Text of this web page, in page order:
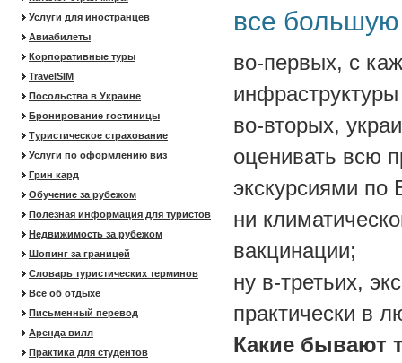
Услуги для иностранцев
Авиабилеты
Корпоративные туры
TravelSIM
Посольства в Украине
Бронирование гостиницы
Туристическое страхование
Услуги по оформлению виз
Грин кард
Обучение за рубежом
Полезная информация для туристов
Недвижимость за рубежом
Шопинг за границей
Словарь туристических терминов
Все об отдыхе
Письменный перевод
Аренда вилл
Практика для студентов
все большую
во-первых, с
во-вторых,
оценивать всю
экскурсиями по
ни
вакцинации;
ну в-третьих,
практически в
Какие бывают